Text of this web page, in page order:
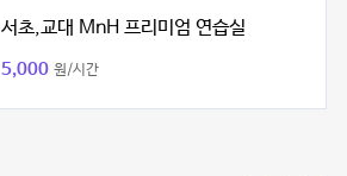
서초,교대 MnH 프리미엄 연습실
5,000 원/시간